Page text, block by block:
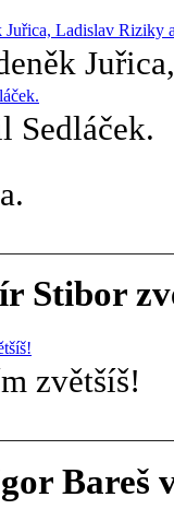
Sedláček.
Stibor
zvětšíš!
Bareš